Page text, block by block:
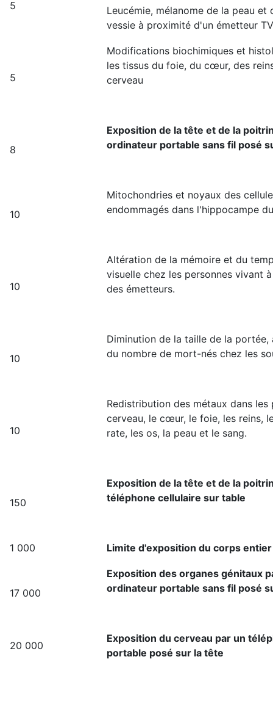
5
Leucémie, mélanome de la peau et
vessie à proximité d'un émetteur
5
Modifications biochimiques et
les tissus du foie, du cœur, des
cerveau
8
Exposition de la tête et de la
ordinateur portable sans fil posé
10
Mitochondries et noyaux des
endommagés dans l'hippocampe
10
Altération de la mémoire et du
visuelle chez les personnes vivant
des émetteurs.
10
Diminution de la taille de la portée,
du nombre de mort-nés chez les
10
Redistribution des métaux dans les
cerveau, le cœur, le foie, les reins,
rate, les os, la peau et le sang.
150
Exposition de la tête et de la
téléphone cellulaire sur table
1 000 Limite d'exposition du corps entier
17 000
Exposition des organes génitaux
ordinateur portable sans fil posé
20 000
Exposition du cerveau par un
portable posé sur la tête